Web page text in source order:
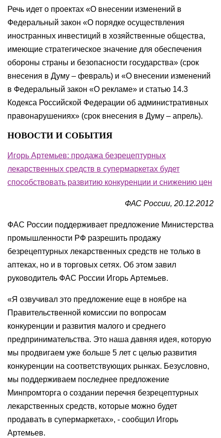
Речь идет о проектах «О внесении изменений в
Федеральный закон «О порядке осуществления
иностранных инвестиций в хозяйственные общества,
имеющие стратегическое значение для обеспечения
обороны страны и безопасности государства» (срок
внесения в Думу – февраль) и «О внесении изменений
в Федеральный закон «О рекламе» и статью 14.3
Кодекса Российской Федерации об административных
правонарушениях» (срок внесения в Думу – апрель).
НОВОСТИ И СОБЫТИЯ
Игорь Артемьев: продажа безрецептурных
лекарственных средств в супермаркетах будет
способствовать развитию конкуренции и снижению цен
ФАС России, 20.12.2012
ФАС России поддерживает предложение Министерства
промышленности РФ разрешить продажу
безрецептурных лекарственных средств не только в
аптеках, но и в торговых сетях. Об этом завил
руководитель ФАС России Игорь Артемьев.
«Я озвучивал это предложение еще в ноябре на
Правительственной комиссии по вопросам
конкуренции и развития малого и среднего
предпринимательства. Это наша давняя идея, которую
мы продвигаем уже больше 5 лет с целью развития
конкуренции на соответствующих рынках. Безусловно,
мы поддерживаем последнее предложение
Минпромторга о создании перечня безрецептурных
лекарственных средств, которые можно будет
продавать в супермаркетах», - сообщил Игорь
Артемьев.